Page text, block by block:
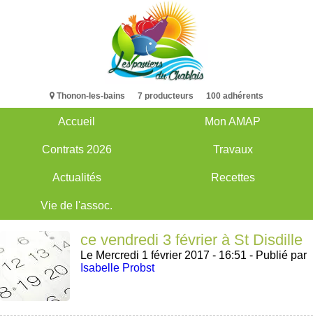
Thonon-les-bains 7 producteurs 100 adhérents
Accueil Mon AMAP
Contrats 2026 Travaux
Actualités Recettes
Vie de l'assoc.
ce vendredi 3 février à St Disdille
Le Mercredi 1 février 2017 - 16:51 - Publié par
Isabelle Probst